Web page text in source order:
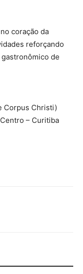
coração da
reforçando
de
Corpus Christi)
– Curitiba